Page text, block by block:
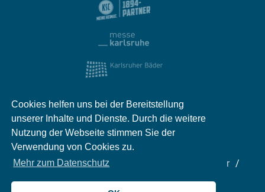
Cookies helfen uns bei der Bereitstellung
unserer Inhalte und Dienste. Durch die weitere
Nutzung der Webseite stimmen Sie der
Verwendung von Cookies zu.
Mehr zum Datenschutz
Impressum Kontakt
Partner